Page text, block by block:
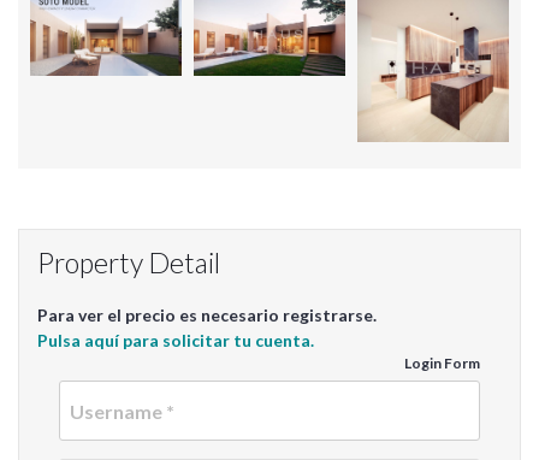
Property Detail
Para ver el precio es necesario registrarse.
Pulsa aquí para solicitar tu cuenta.
Login Form